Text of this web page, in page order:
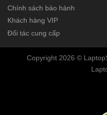
Chính sách bảo hành
Khách hàng VIP
Đối tác cung cấp
Copyright 2026 ©